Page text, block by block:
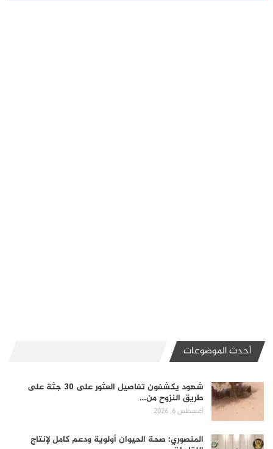
أحدث الموضوعات
شهود يكشفون تفاصيل العثور على 30 جثة على
طريق النزوح من…
أغسطس 6, 2026
المنصوري: صحة الحيوان أولوية ودعم كامل لإنتاج